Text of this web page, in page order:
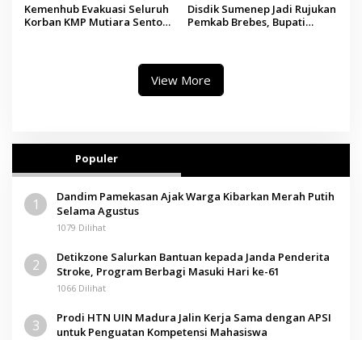
Kemenhub Evakuasi Seluruh
Korban KMP Mutiara Sentosa
Disdik Sumenep Jadi Rujukan
Pemkab Brebes, Bupati
View More
Populer
1
Dandim Pamekasan Ajak Warga Kibarkan Merah Putih
Selama Agustus
1079 Dilihat
2
Detikzone Salurkan Bantuan kepada Janda Penderita
Stroke, Program Berbagi Masuki Hari ke-61
1066 Dilihat
3
Prodi HTN UIN Madura Jalin Kerja Sama dengan APSI
untuk Penguatan Kompetensi Mahasiswa